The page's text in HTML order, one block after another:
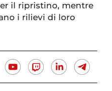
il ripristino, mentre
i rilievi di loro